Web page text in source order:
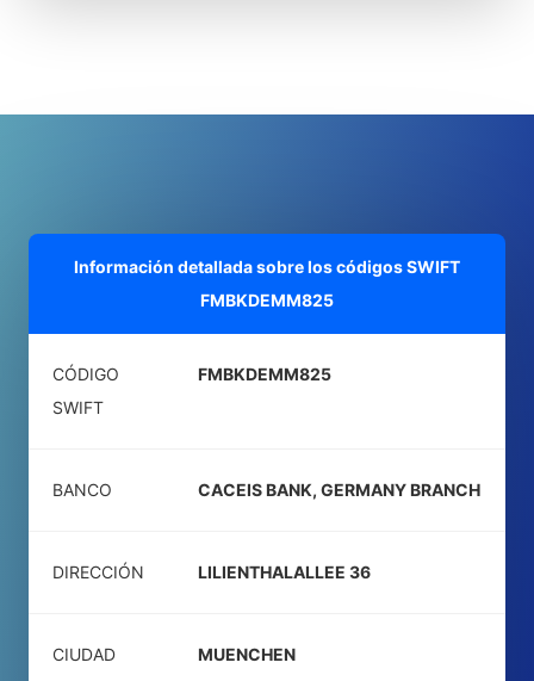
Información detallada sobre los códigos SWIFT
FMBKDEMM825
CÓDIGO
SWIFT
FMBKDEMM825
BANCO CACEIS BANK, GERMANY BRANCH
DIRECCIÓN LILIENTHALALLEE 36
CIUDAD MUENCHEN